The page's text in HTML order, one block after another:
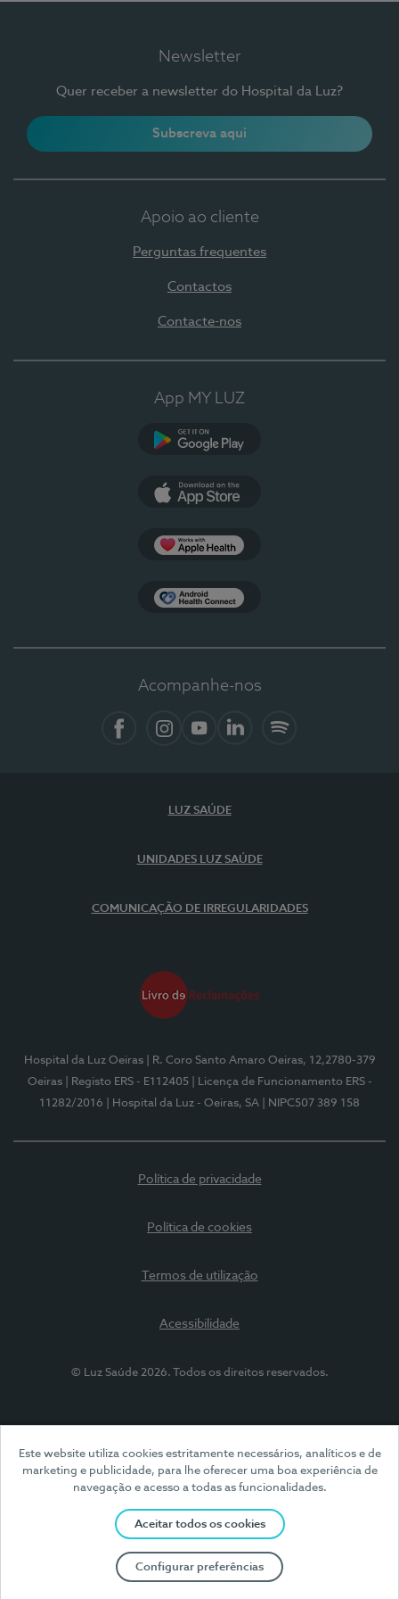
Este website utiliza cookies estritamente necessários, analíticos e de
marketing e publicidade, para lhe oferecer uma boa experiência de
navegação e acesso a todas as funcionalidades.
Aceitar todos os cookies
Configurar preferências
Newsletter
Quer receber a newsletter do Hospital da Luz?
Subscreva aqui
Apoio ao cliente
Perguntas frequentes
Contactos
Contacte-nos
App MY LUZ
Acompanhe-nos
LUZ SAÚDE
UNIDADES LUZ SAÚDE
COMUNICAÇÃO DE IRREGULARIDADES
Hospital da Luz Oeiras
| R. Coro Santo Amaro Oeiras, 12,2780-379
Oeiras
| Registo ERS - E112405
| Licença de Funcionamento ERS -
11282/2016
| Hospital da Luz - Oeiras, SA | NIPC507 389 158
Política de privacidade
Política de cookies
Termos de utilização
Acessibilidade
© Luz Saúde 2026. Todos os direitos reservados.